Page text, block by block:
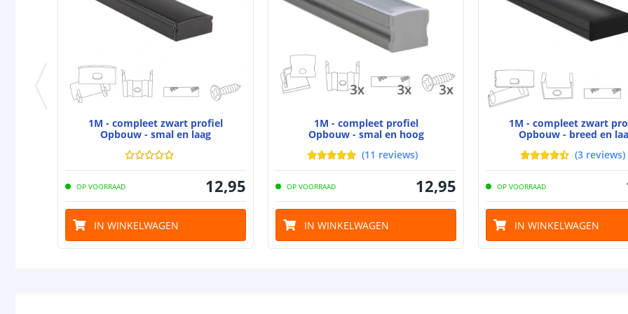
Breedte led
Dikte led strip
Aansluiting
Aansluiting
1M - compleet zwart profiel
Opbouw - smal en laag
OP VOORRAAD 12,95
IN WINKELWAGEN
1M - compleet profiel
Opbouw - smal en hoog
(11 reviews)
OP VOORRAAD 12,95
IN WINKELWAGEN
1M - compleet zwart
Opbouw - breed en
(3 reviews)
OP VOORRAAD
IN WINKELWAGEN